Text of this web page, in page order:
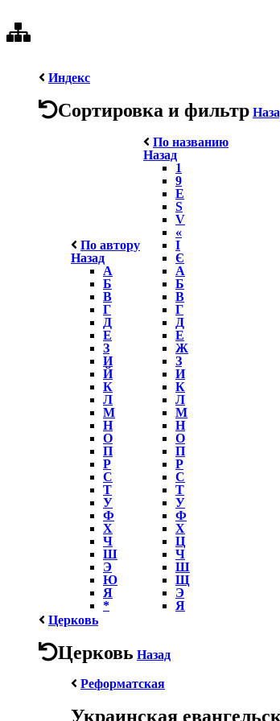
Индекс
Сортировка и фильтр
По автору
Назад
А
Б
В
Г
Д
Е
З
И
Й
К
Л
М
Н
О
П
Р
С
Т
У
Ф
Х
Ч
Ш
Э
Ю
Я
*
По названию
Назад
1
9
E
S
V
«
І
Є
А
Б
В
Г
Д
Е
Ж
З
И
К
Л
М
Н
О
П
Р
С
Т
У
Ф
Х
Ц
Ч
Ш
Щ
Э
Я
Церковь
Церковь Назад
Реформатская
Украинская